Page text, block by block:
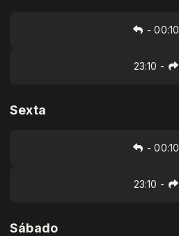
-00:10
23:10 -
Sexta
-00:10
23:10 -
Sábado